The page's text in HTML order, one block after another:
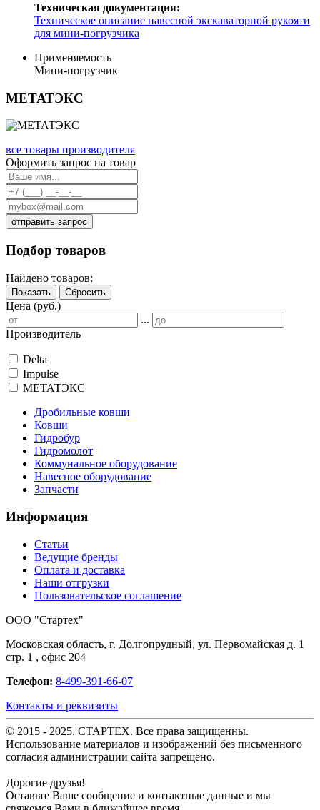
Техническая документация:
Техническое описание навесной экскаваторной рукояти
для мини-погрузчика
Применяемость
Мини-погрузчик
МЕТАТЭКС
все товары производителя
Оформить запрос на товар
отправить запрос
Подбор товаров
Найдено товаров:
Показать Сбросить
Цена (руб.)
...
Производитель
Delta
Impulse
МЕТАТЭКС
Дробильные ковши
Ковши
Гидробур
Гидромолот
Коммунальное оборудование
Навесное оборудование
Запчасти
Информация
Статьи
Ведущие бренды
Оплата и доставка
Наши отгрузки
Пользовательское соглашение
OOO "Стартех"
Московская область, г. Долгопрудный, ул. Первомайская д. 1
стр. 1 , офис 204
Телефон: 8-499-391-66-07
Контакты и реквизиты
© 2015 - 2025. СТАРТЕХ. Все права защищенны.
Использование материалов и изображений без письменного
согласия администрации сайта запрещено.
Дорогие друзья!
Оставьте Ваше сообщение и контактные данные и мы